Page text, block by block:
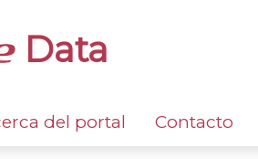
Data
del portal Contacto